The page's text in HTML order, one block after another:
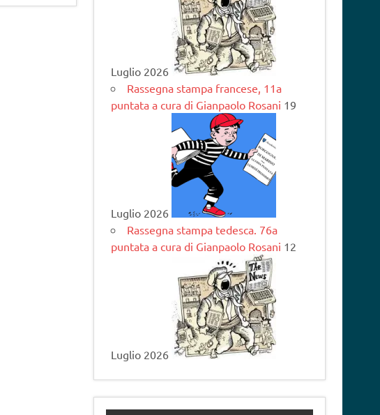
Luglio 2026
Rassegna stampa francese, 11a
puntata a cura di Gianpaolo Rosani 19
Luglio 2026
Rassegna stampa tedesca. 76a
puntata a cura di Gianpaolo Rosani 12
Luglio 2026